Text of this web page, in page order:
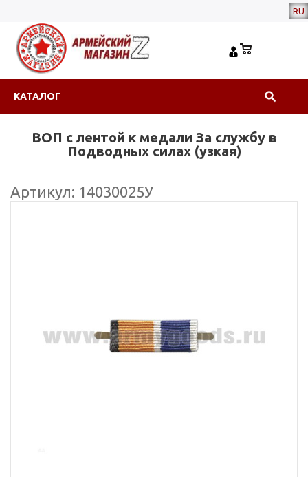
RU
КАТАЛОГ
ВОП с лентой к медали За службу в
Подводных силах (узкая)
Артикул: 14030025У